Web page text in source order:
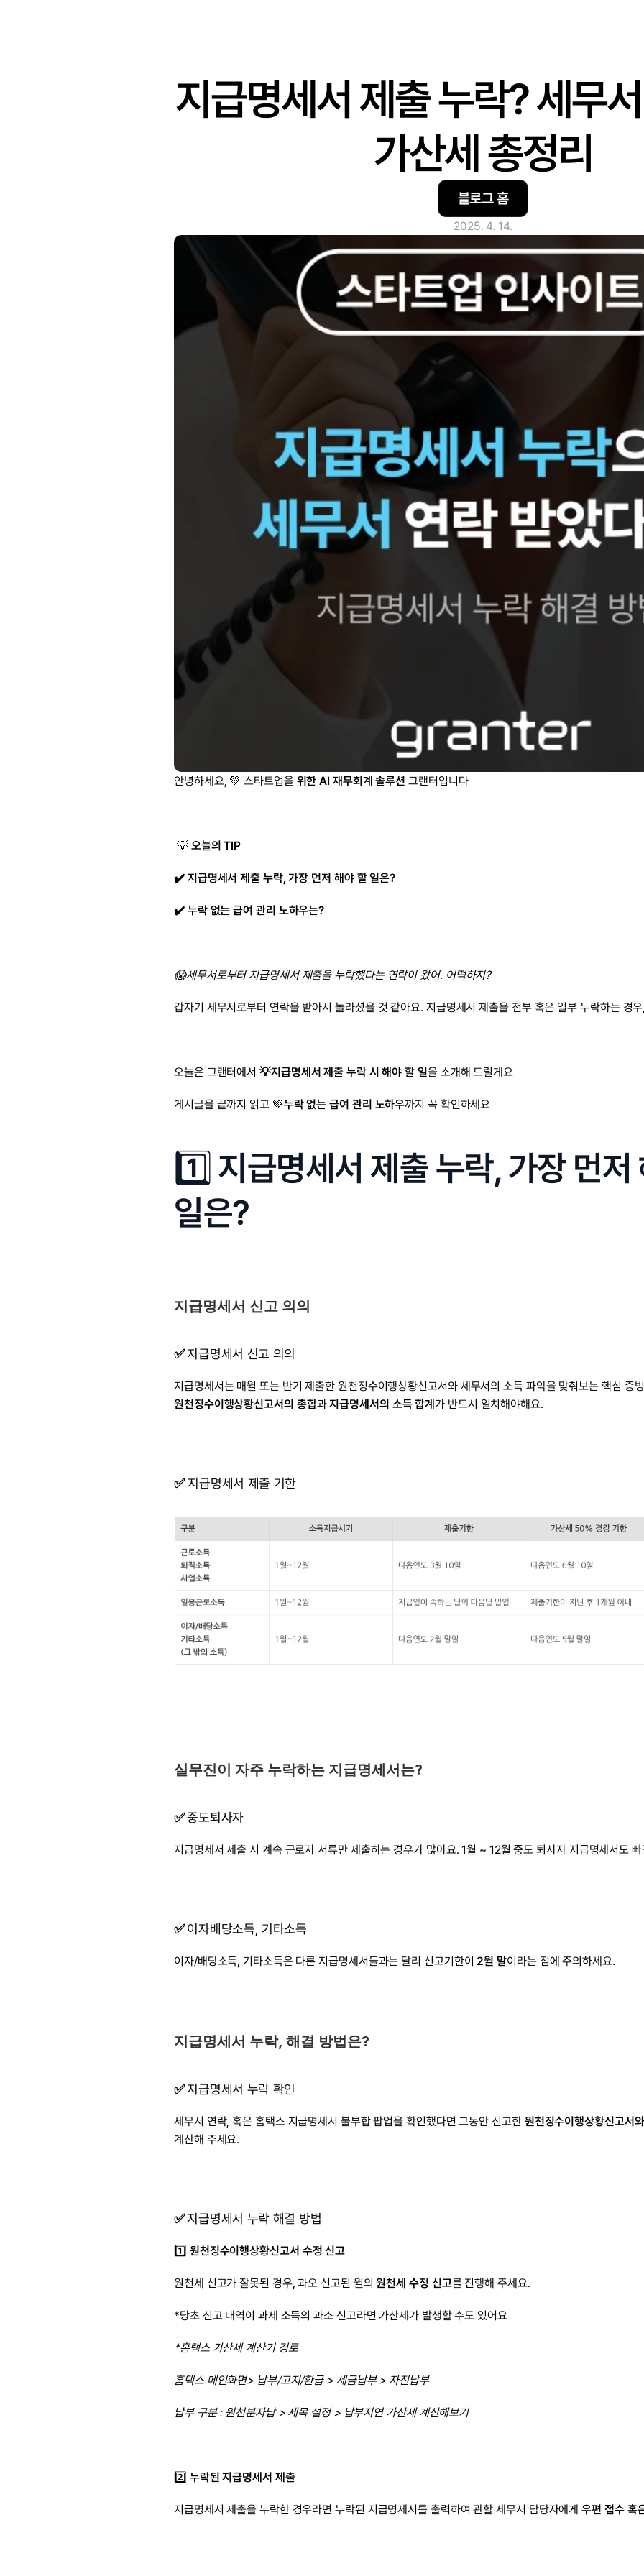
지급명세서 제출 누락? 세무
가산세 총정리
블로그 홈
2025. 4. 14.
안녕하세요, 💚 스타트업을 위한 AI 재무회계 솔루션 그랜터입니다
💡 오늘의 TIP
✔️ 지급명세서 제출 누락, 가장 먼저 해야 할 일은?
✔️ 누락 없는 급여 관리 노하우는?
😱세무서로부터 지급명세서 제출을 누락했다는 연락이 왔어. 어떡하지?
갑자기 세무서로부터 연락을 받아서 놀라셨을 것 같아요. 지급명세서 제출을 전부 혹은 일부 누락하는 경
오늘은 그랜터에서 💡지급명세서 제출 누락 시 해야 할 일을 소개해 드릴게요
게시글을 끝까지 읽고 💚누락 없는 급여 관리 노하우까지 꼭 확인하세요
1️⃣ 지급명세서 제출 누락, 가장 먼저
일은?
지급명세서 신고 의의
✅ 지급명세서 신고 의의
원천징수이행상황신고서의 총합과 지급명세서의 소득 합계가 반드시 일치해야해요.
✅ 지급명세서 제출 기한
실무진이 자주 누락하는 지급명세서는?
✅ 중도퇴사자
지급명세서 제출 시 계속 근로자 서류만 제출하는 경우가 많아요. 1월 ~ 12월 중도 퇴사자 지급명세서도
✅ 이자배당소득, 기타소득
이자/배당소득, 기타소득은 다른 지급명세서들과는 달리 신고기한이 2월 말이라는 점에 주의하세요.
지급명세서 누락, 해결 방법은?
✅ 지급명세서 누락 확인
세무서 연락, 혹은 홈택스 지급명세서 불부합 팝업을 확인했다면 그동안 신고한 원천징수이행상황신고서
계산해 주세요.
✅ 지급명세서 누락 해결 방법
1️⃣ 원천징수이행상황신고서 수정 신고
원천세 신고가 잘못된 경우, 과오 신고된 월의 원천세 수정 신고를 진행해 주세요.
*당초 신고 내역이 과세 소득의 과소 신고라면 가산세가 발생할 수도 있어요
*홈택스 가산세 계산기 경로
홈택스 메인화면> 납부/고지/환급 > 세금납부 > 자진납부
납부 구분 : 원천분자납 > 세목 설정 > 납부지연 가산세 계산해보기
2️⃣ 누락된 지급명세서 제출
지급명세서 제출을 누락한 경우라면 누락된 지급명세서를 출력하여 관할 세무서 담당자에게 우편 접수 혹